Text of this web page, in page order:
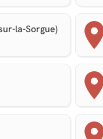
la-Sorgue)